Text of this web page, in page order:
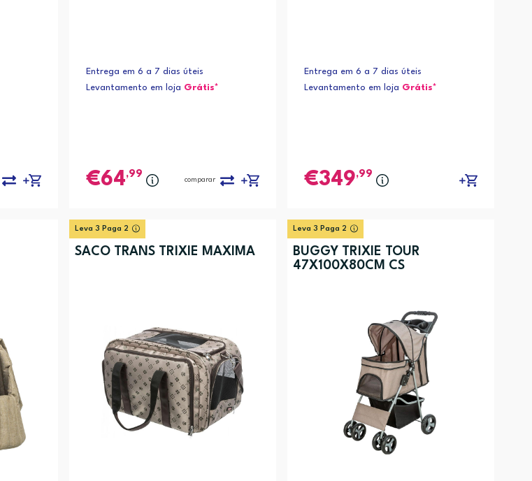
Entrega em 6 a 7 dias úteis
Levantamento em loja Grátis*
64,99
comparar
Entrega em 6 a 7 dias úteis
Levantamento em loja Grátis*
349,99
Leva 3 Paga 2
SACO TRANS TRIXIE MAXIMA
Leva 3 Paga 2
BUGGY TRIXIE TOUR
47X100X80CM CS